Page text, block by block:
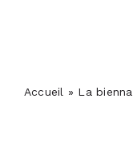
Accueil » La